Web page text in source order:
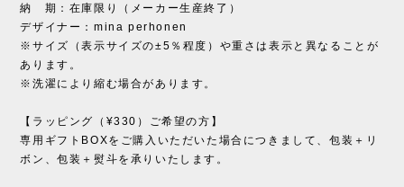
納 期：在庫限り（メーカー生産終了）
デザイナー：mina perhonen
※サイズ（表示サイズの±5％程度）や重さは表示と異なることが
あります。
※洗濯により縮む場合があります。
【ラッピング（¥330）ご希望の方】
専用ギフトBOXをご購入いただいた場合につきまして、包装＋リ
ボン、包装＋熨斗を承りいたします。